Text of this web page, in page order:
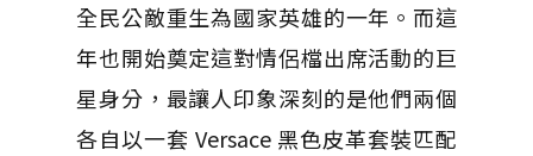
全民公敵重生為國家英雄的一年。而這
年也開始奠定這對情侶檔出席活動的巨
星身分，最讓人印象深刻的是他們兩個
各自以一套 Versace 黑色皮革套裝匹配